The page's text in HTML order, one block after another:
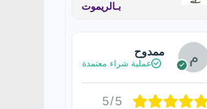
بـالريموت
ممدوح
عملية شراء معتمدة
5/5